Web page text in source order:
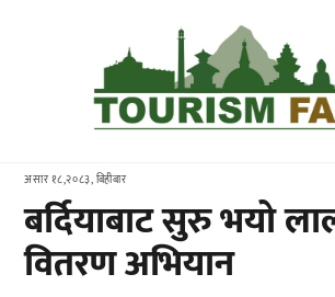
असार १८,२०८३, बिहीबार
बर्दियाबाट सुरु भयो
वितरण अभियान